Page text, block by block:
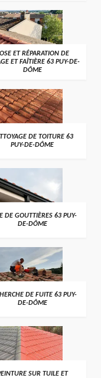
ET RÉPARATION DE
ET FAÎTIÈRE 63 PUY-DE-
DÔME
DE TOITURE 63
PUY-DE-DÔME
DE GOUTTIÈRES 63 PUY-
DE-DÔME
DE FUITE 63 PUY-
DE-DÔME
SUR TUILE ET